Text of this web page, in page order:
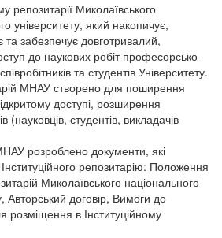
репозитарії Миколаївського
університету, який накопичує,
та забезпечує довготривалий,
до наукових робіт професорсько-
та студентів Університету.
МНАУ створено для поширення
доступі, розширення
(науковців, студентів, викладачів
розроблено документи, які
репозитарію: Положення
Миколаївського національного
Авторський договір, Вимоги до
розміщення в Інституційному